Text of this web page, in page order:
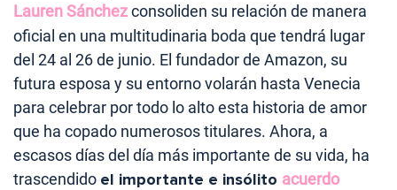
Lauren Sánchezconsoliden su relación de manera
oficial en una multitudinaria boda que tendrá lugar
del 24 al 26 de junio. El fundador de Amazon, su
futura esposa y su entorno volarán hasta Venecia
para celebrar por todo lo alto esta historia de amor
que ha copado numerosos titulares. Ahora, a
escasos días del día más importante de su vida, ha
trascendido el importante e insólito acuerdo